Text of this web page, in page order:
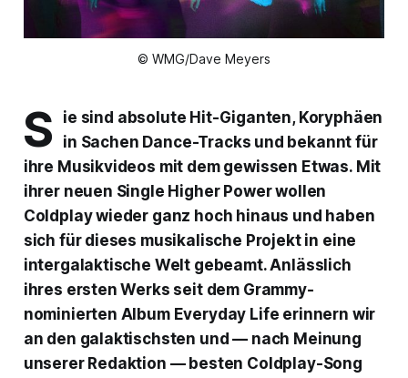
© WMG/Dave Meyers
S
ie sind absolute Hit-Giganten, Koryphäen
in Sachen Dance-Tracks und bekannt für
ihre Musikvideos mit dem gewissen Etwas. Mit
ihrer neuen Single Higher Powerwollen
Coldplay wieder ganz hoch hinaus und haben
sich für dieses musikalische Projekt in eine
intergalaktische Welt gebeamt. Anlässlich
ihres ersten Werks seit dem Grammy-
nominierten Album Everyday Life erinnern wir
an den galaktischsten und — nach Meinung
unserer Redaktion — besten Coldplay-Song